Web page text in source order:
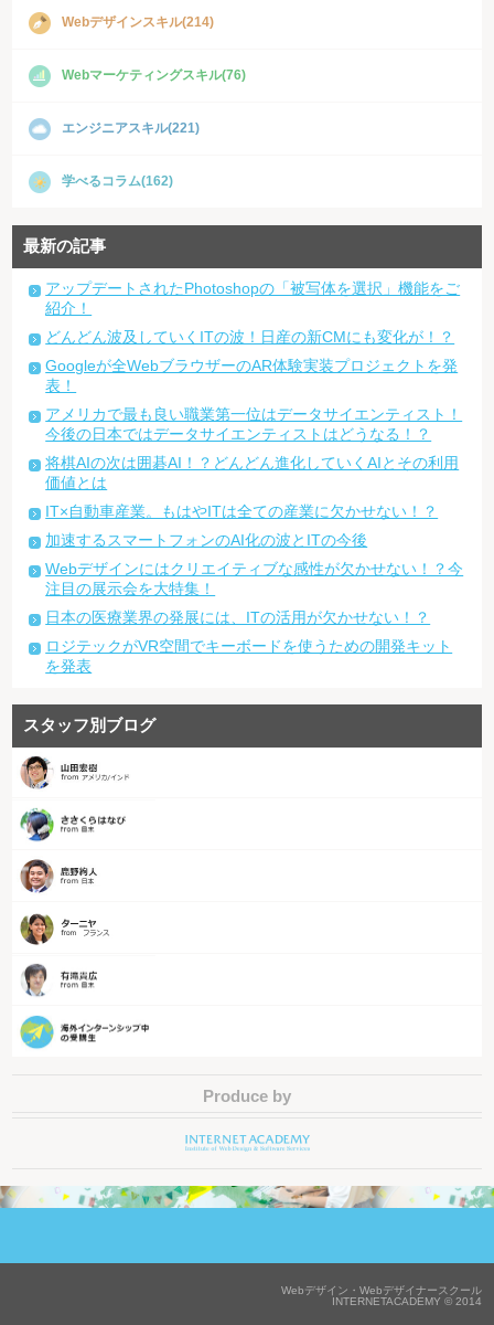
Webデザインスキル(214)
Webマーケティングスキル(76)
エンジニアスキル(221)
学べるコラム(162)
最新の記事
アップデートされたPhotoshopの「被写体を選択」機能をご
紹介！
どんどん波及していくITの波！日産の新CMにも変化が！？
Googleが全WebブラウザーのAR体験実装プロジェクトを発
表！
アメリカで最も良い職業第一位はデータサイエンティスト！
今後の日本ではデータサイエンティストはどうなる！？
将棋AIの次は囲碁AI！？どんどん進化していくAIとその利用
価値とは
IT×自動車産業。もはやITは全ての産業に欠かせない！？
加速するスマートフォンのAI化の波とITの今後
Webデザインにはクリエイティブな感性が欠かせない！？今
注目の展示会を大特集！
日本の医療業界の発展には、ITの活用が欠かせない！？
ロジテックがVR空間でキーボードを使うための開発キット
を発表
スタッフ別ブログ
Produce by
Webデザイン・Webデザイナースクール
INTERNETACADEMY © 2014